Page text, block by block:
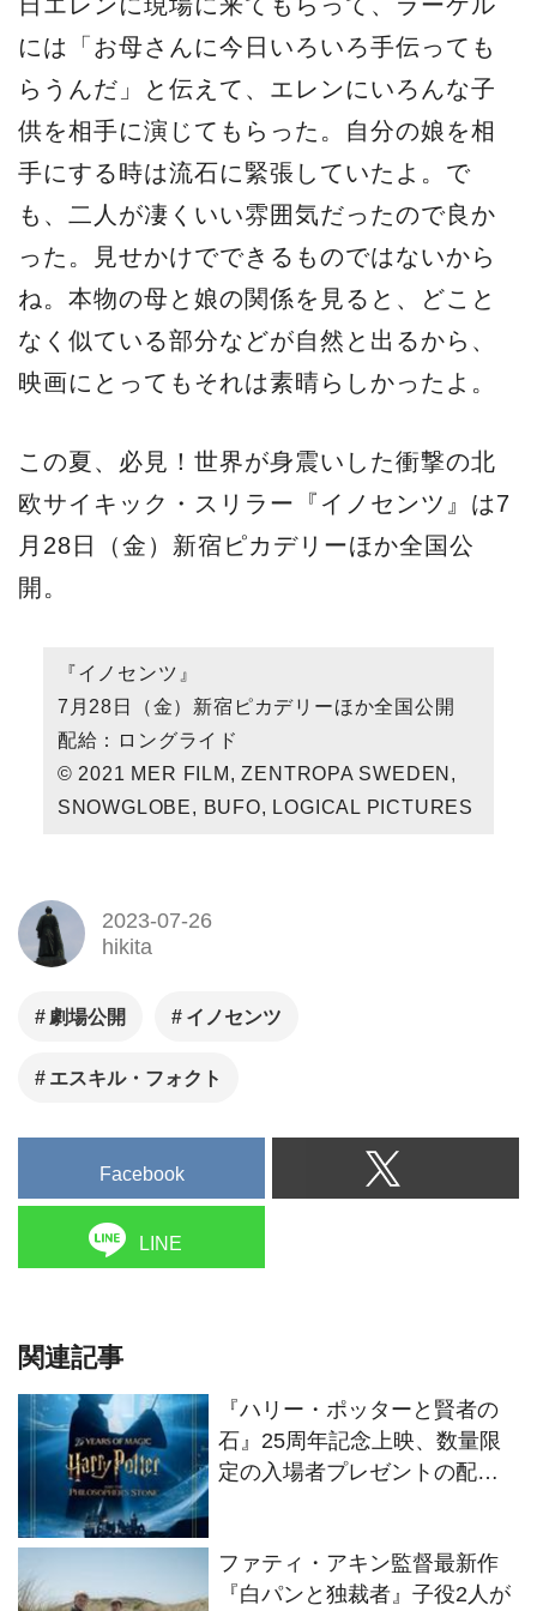
には「お母さんに今日いろいろ手伝っても
らうんだ」と伝えて、エレンにいろんな子
供を相手に演じてもらった。自分の娘を相
手にする時は流石に緊張していたよ。で
も、二人が凄くいい雰囲気だったので良か
った。見せかけでできるものではないから
ね。本物の母と娘の関係を見ると、どこと
なく似ている部分などが自然と出るから、
映画にとってもそれは素晴らしかったよ。
この夏、必見！世界が身震いした衝撃の北
欧サイキック・スリラー『イノセンツ』は7
月28日（金）新宿ピカデリーほか全国公
開。
『イノセンツ』
7月28日（金）新宿ピカデリーほか全国公開
配給：ロングライド
© 2021 MER FILM, ZENTROPA SWEDEN,
SNOWGLOBE, BUFO, LOGICAL PICTURES
2023-07-26
hikita
劇場公開 イノセンツ
エスキル・フォクト
Facebook
LINE
関連記事
『ハリー・ポッターと賢者の
石』25周年記念上映、数量限
定の入場者プレゼントの配布
ファティ・アキン監督最新作
『白パンと独裁者』子役2人が